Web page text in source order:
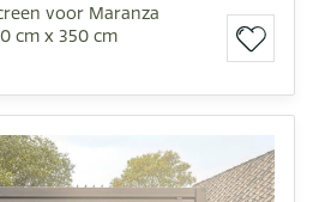
voor Maranza
cm x 350 cm